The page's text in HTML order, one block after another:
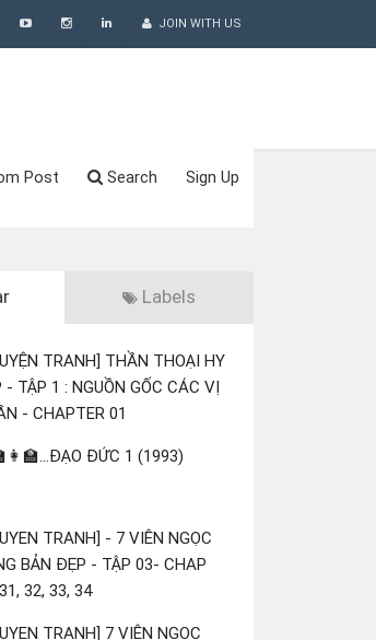
JOIN WITH US
Post Search Sign Up
Labels
TRANH] THẦN THOẠI HY
- TẬP 1 : NGUỒN GỐC CÁC VỊ
- CHAPTER 01
ĐỨC 1 (1993)
TRANH] - 7 VIÊN NGỌC
BẢN ĐẸP - TẬP 03- CHAP
32, 33, 34
TRANH] 7 VIÊN NGỌC